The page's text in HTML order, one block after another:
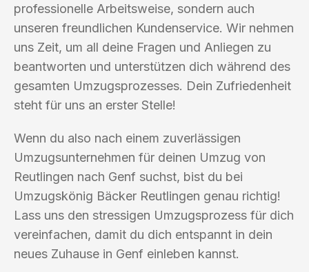
professionelle Arbeitsweise, sondern auch
unseren freundlichen Kundenservice. Wir nehmen
uns Zeit, um all deine Fragen und Anliegen zu
beantworten und unterstützen dich während des
gesamten Umzugsprozesses. Dein Zufriedenheit
steht für uns an erster Stelle!
Wenn du also nach einem zuverlässigen
Umzugsunternehmen für deinen Umzug von
Reutlingen nach Genf suchst, bist du bei
Umzugskönig Bäcker Reutlingen genau richtig!
Lass uns den stressigen Umzugsprozess für dich
vereinfachen, damit du dich entspannt in dein
neues Zuhause in Genf einleben kannst.